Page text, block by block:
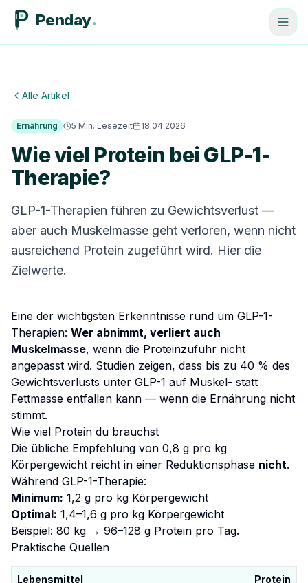
Penday
Alle Artikel
Ernährung 5 Min. Lesezeit 18.04.2026
Wie viel Protein bei GLP-1-
Therapie?
GLP-1-Therapien führen zu Gewichtsverlust —
aber auch Muskelmasse geht verloren, wenn nicht
ausreichend Protein zugeführt wird. Hier die
Zielwerte.
Eine der wichtigsten Erkenntnisse rund um GLP-1-
Therapien: Wer abnimmt, verliert auch
Muskelmasse, wenn die Proteinzufuhr nicht
angepasst wird. Studien zeigen, dass bis zu 40 % des
Gewichtsverlusts unter GLP-1 auf Muskel- statt
Fettmasse entfallen kann — wenn die Ernährung nicht
stimmt.
Wie viel Protein du brauchst
Die übliche Empfehlung von 0,8 g pro kg
Körpergewicht reicht in einer Reduktionsphase nicht.
Während GLP-1-Therapie:
Minimum: 1,2 g pro kg Körpergewicht
Optimal: 1,4–1,6 g pro kg Körpergewicht
Beispiel: 80 kg → 96–128 g Protein pro Tag.
Praktische Quellen
Lebensmittel Protein